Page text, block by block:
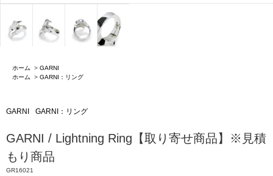
ホーム > GARNI
ホーム
> GARNI：リング
GARNI GARNI：リング
GARNI / Lightning Ring【取り寄せ商品】※見積
もり商品
GR16021